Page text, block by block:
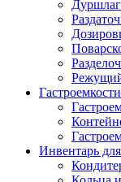
Гастроемкости
Инвентарь